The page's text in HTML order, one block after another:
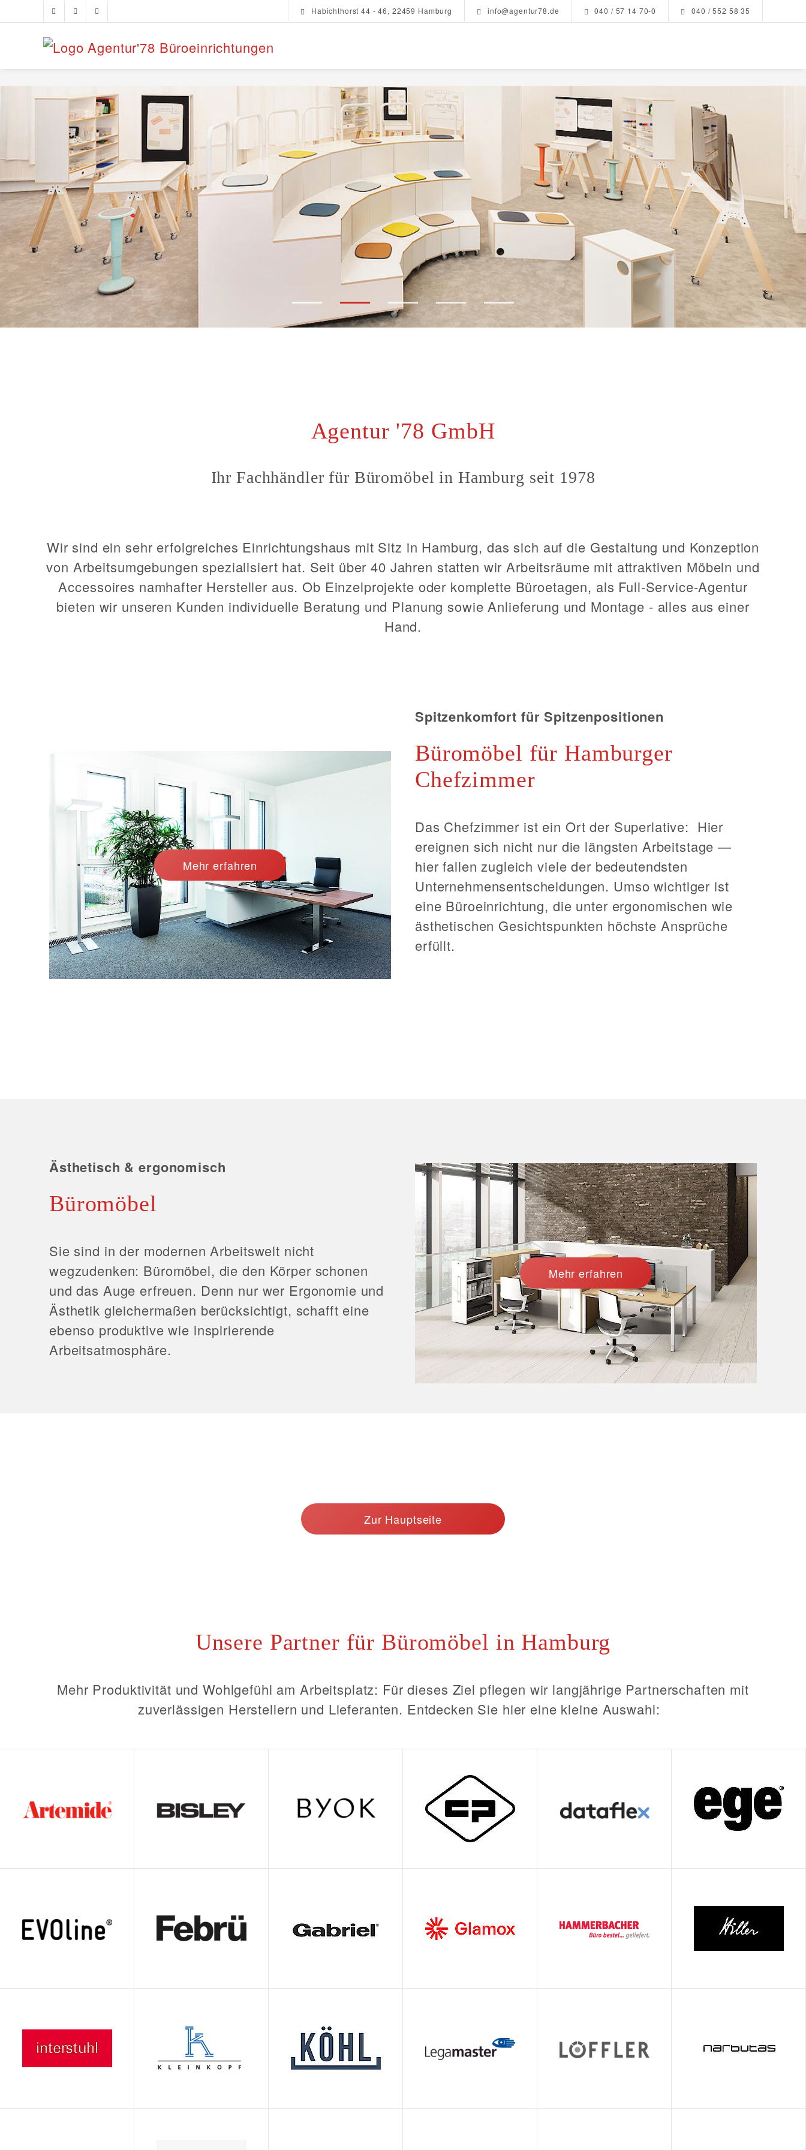
Habichthorst 44 - 46, 22459 Hamburg info@agentur78.de 040 / 57 14 70-0 040 / 552 58 35
Agentur '78 GmbH
Ihr Fachhändler für Büromöbel in Hamburg seit 1978
Wir sind ein sehr erfolgreiches Einrichtungshaus mit Sitz in Hamburg, das sich auf die Gestaltung und Konzeption
von Arbeitsumgebungen spezialisiert hat. Seit über 40 Jahren statten wir Arbeitsräume mit attraktiven Möbeln und
Accessoires namhafter Hersteller aus. Ob Einzelprojekte oder komplette Büroetagen, als Full-Service-Agentur
bieten wir unseren Kunden individuelle Beratung und Planung sowie Anlieferung und Montage - alles aus einer
Hand.
Mehr erfahren
Spitzenkomfort für Spitzenpositionen
Büromöbel für Hamburger
Chefzimmer
Das Chefzimmer ist ein Ort der Superlative: Hier
ereignen sich nicht nur die längsten Arbeitstage —
hier fallen zugleich viele der bedeutendsten
Unternehmensentscheidungen. Umso wichtiger ist
eine Büroeinrichtung, die unter ergonomischen wie
ästhetischen Gesichtspunkten höchste Ansprüche
erfüllt.
Ästhetisch & ergonomisch
Büromöbel
Sie sind in der modernen Arbeitswelt nicht
wegzudenken: Büromöbel, die den Körper schonen
und das Auge erfreuen. Denn nur wer Ergonomie und
Ästhetik gleichermaßen berücksichtigt, schafft eine
ebenso produktive wie inspirierende
Arbeitsatmosphäre.
Mehr erfahren
Zur Hauptseite
Unsere Partner für Büromöbel in Hamburg
Mehr Produktivität und Wohlgefühl am Arbeitsplatz: Für dieses Ziel pflegen wir langjährige Partnerschaften mit
zuverlässigen Herstellern und Lieferanten. Entdecken Sie hier eine kleine Auswahl: